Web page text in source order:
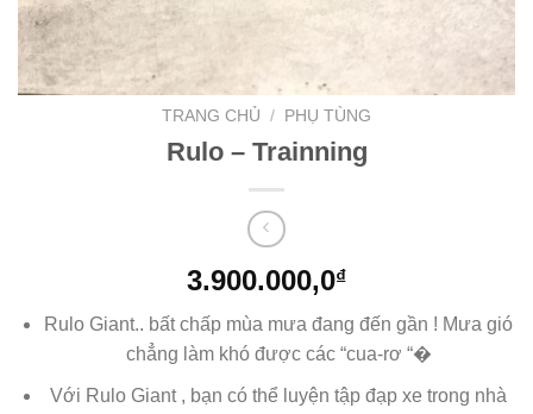
TRANG CHỦ / PHỤ TÙNG
Rulo – Trainning
3.900.000,0₫
Rulo Giant.. bất chấp mùa mưa đang đến gần ! Mưa gió
chẳng làm khó được các “cua-rơ “�
Với Rulo Giant , bạn có thể luyện tập đạp xe trong nhà